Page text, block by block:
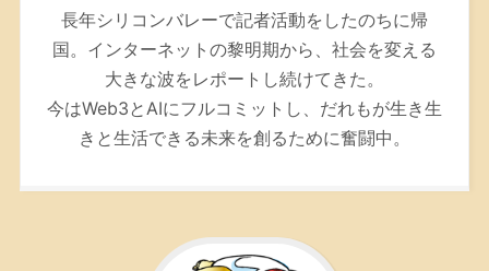
長年シリコンバレーで記者活動をしたのちに帰
国。インターネットの黎明期から、社会を変える
大きな波をレポートし続けてきた。
今はWeb3とAIにフルコミットし、だれもが生き生
きと生活できる未来を創るために奮闘中。